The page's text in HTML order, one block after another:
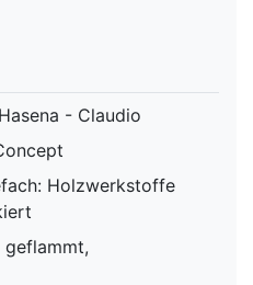
- Claudio
Holzwerkstoffe
geflammt,